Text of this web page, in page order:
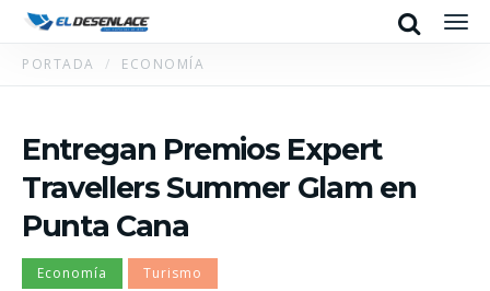
Search
PORTADA ECONOMÍA
Entregan Premios Expert
Travellers Summer Glam en
Punta Cana
Economía Turismo